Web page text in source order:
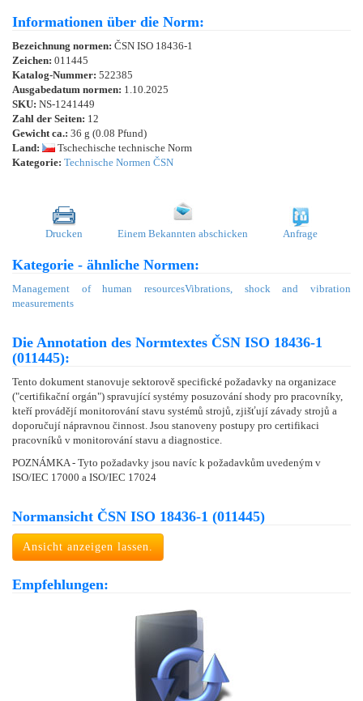
Informationen über die Norm:
Bezeichnung normen: ČSN ISO 18436-1
Zeichen: 011445
Katalog-Nummer: 522385
Ausgabedatum normen: 1.10.2025
SKU: NS-1241449
Zahl der Seiten: 12
Gewicht ca.: 36 g (0.08 Pfund)
Land:
Tschechische technische Norm
Kategorie: Technische Normen ČSN
Drucken Einem Bekannten abschicken Anfrage
Kategorie - ähnliche Normen:
Management of human resourcesVibrations, shock and vibration
measurements
Die Annotation des Normtextes ČSN ISO 18436-1
(011445):
Tento dokument stanovuje sektorově specifické požadavky na organizace
("certifikační orgán") spravující systémy posuzování shody pro pracovníky,
kteří provádějí monitorování stavu systémů strojů, zjišťují závady strojů a
doporučují nápravnou činnost. Jsou stanoveny postupy pro certifikaci
pracovníků v monitorování stavu a diagnostice.
POZNÁMKA - Tyto požadavky jsou navíc k požadavkům uvedeným v
ISO/IEC 17000 a ISO/IEC 17024
Normansicht ČSN ISO 18436-1 (011445)
Ansicht anzeigen lassen.
Empfehlungen: